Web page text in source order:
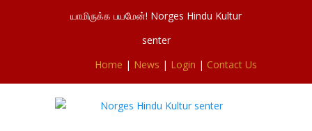
யாமிருக்க பயமேன்! Norges Hindu Kultur
senter
Home | News | Login | Contact Us